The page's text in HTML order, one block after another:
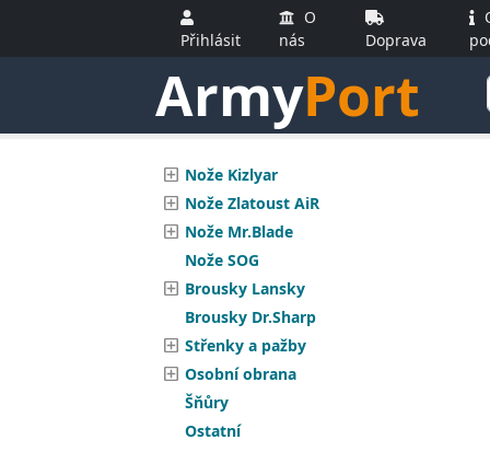
Přihlásit
O
nás
Doprava
ArmyPort
Nože Kizlyar
Nože Zlatoust AiR
Nože Mr.Blade
Nože SOG
Brousky Lansky
Brousky Dr.Sharp
Střenky a pažby
Osobní obrana
Šňůry
Ostatní